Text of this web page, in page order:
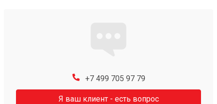
+7 499 705 97 79
Я ваш клиент - есть вопрос